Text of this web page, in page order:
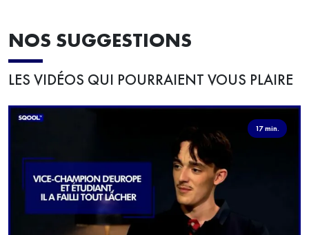
NOS SUGGESTIONS
LES VIDÉOS QUI POURRAIENT VOUS PLAIRE
17 min.